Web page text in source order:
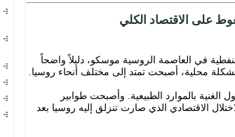
على الاقتصاد الكلي
في العاصمة الروسية موسكو، دليلاً واضحاً
محلية، أصبحت تمتد إلى مختلف أنحاء روسيا.
بالموارد الطبيعية. وأصبحت طوابير
الاقتصادي الذي صارت تنزلق إليه روسيا بعد